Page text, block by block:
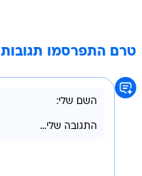
טרם התפרסמו תגובות